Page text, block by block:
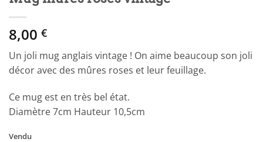
8,00 €
Un joli mug anglais vintage ! On aime beaucoup son joli
décor avec des mûres roses et leur feuillage.
Ce mug est en très bel état.
Diamètre 7cm Hauteur 10,5cm
Vendu